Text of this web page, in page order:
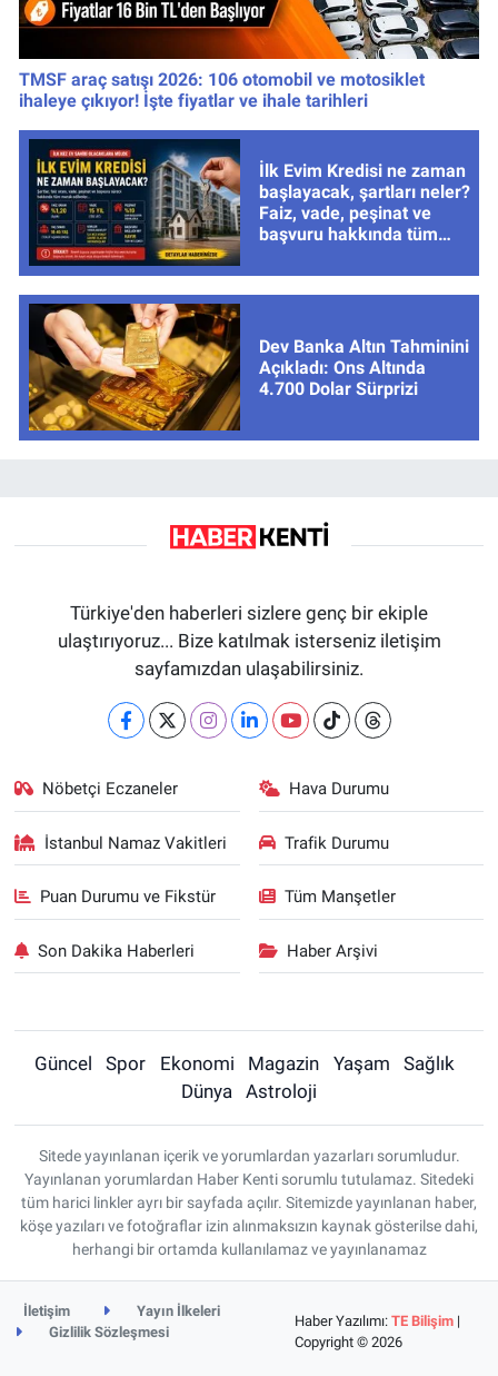
TMSF araç satışı 2026: 106 otomobil ve motosiklet
ihaleye çıkıyor! İşte fiyatlar ve ihale tarihleri
İlk Evim Kredisi ne zaman
başlayacak, şartları neler?
Faiz, vade, peşinat ve
başvuru hakkında tüm
Dev Banka Altın Tahminini
Açıkladı: Ons Altında
4.700 Dolar Sürprizi
Türkiye'den haberleri sizlere genç bir ekiple
ulaştırıyoruz... Bize katılmak isterseniz iletişim
sayfamızdan ulaşabilirsiniz.
Nöbetçi Eczaneler Hava Durumu
İstanbul Namaz Vakitleri Trafik Durumu
Puan Durumu ve Fikstür Tüm Manşetler
Son Dakika Haberleri Haber Arşivi
Güncel Spor Ekonomi Magazin Yaşam
Sağlık
Dünya
Astroloji
Sitede yayınlanan içerik ve yorumlardan yazarları sorumludur.
Yayınlanan yorumlardan Haber Kenti sorumlu tutulamaz. Sitedeki
tüm harici linkler ayrı bir sayfada açılır. Sitemizde yayınlanan haber,
köşe yazıları ve fotoğraflar izin alınmaksızın kaynak gösterilse dahi,
herhangi bir ortamda kullanılamaz ve yayınlanamaz
İletişim
Yayın İlkeleri
Gizlilik Sözleşmesi
Haber Yazılımı:TE Bilişim |
Copyright © 2026